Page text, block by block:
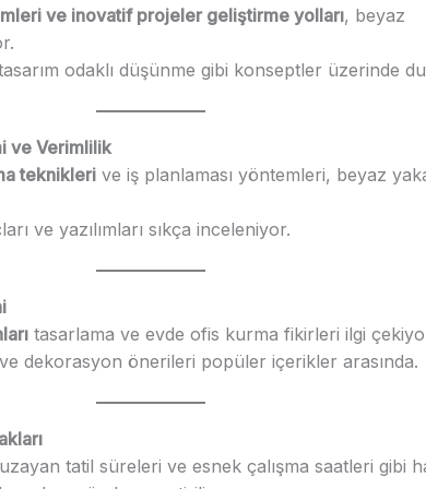
ve inovatif projeler geliştirme yolları, beyaz
odaklı düşünme gibi konseptler üzerinde
ve Verimlilik
teknikleri ve iş planlaması yöntemleri, beyaz
ve yazılımları sıkça inceleniyor.
tasarlama ve evde ofis kurma fikirleri ilgi
ve dekorasyon önerileri popüler içerikler arasında.
tatil süreleri ve esnek çalışma saatleri gibi